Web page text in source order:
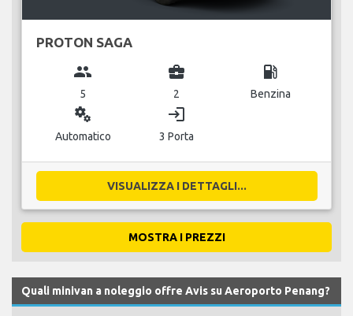
PROTON SAGA
group
5
business_center
2
local_gas_station
Benzina
miscellaneous_services
Automatico
login
3 Porta
VISUALIZZA I DETTAGLI...
MOSTRA I PREZZI
Quali minivan a noleggio offre Avis su Aeroporto Penang?